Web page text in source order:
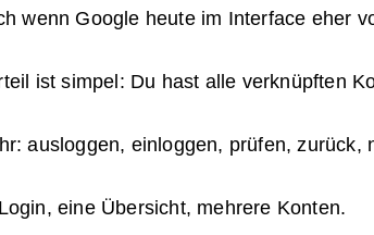
wenn Google heute im Interface eher
ist simpel: Du hast alle verknüpften
ausloggen, einloggen, prüfen, zurück,
eine Übersicht, mehrere Konten.